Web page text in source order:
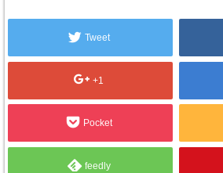
Tweet
+1
Pocket
feedly